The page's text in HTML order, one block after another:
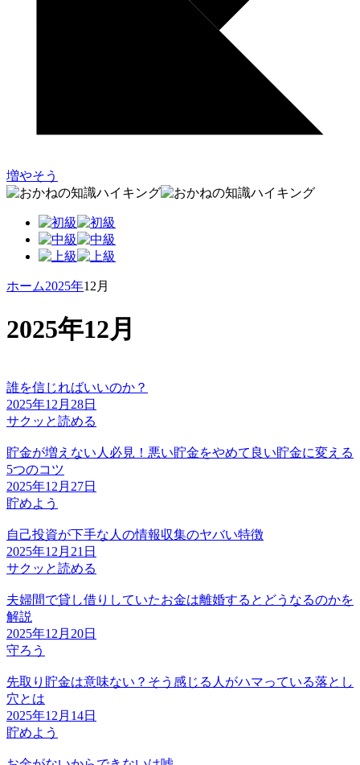
増やそう
ホーム2025年12月
2025年12月
誰を信じればいいのか？
2025年12月28日
サクッと読める
貯金が増えない人必見！悪い貯金をやめて良い貯金に変える
5つのコツ
2025年12月27日
貯めよう
自己投資が下手な人の情報収集のヤバい特徴
2025年12月21日
サクッと読める
夫婦間で貸し借りしていたお金は離婚するとどうなるのかを
解説
2025年12月20日
守ろう
先取り貯金は意味ない？そう感じる人がハマっている落とし
穴とは
2025年12月14日
貯めよう